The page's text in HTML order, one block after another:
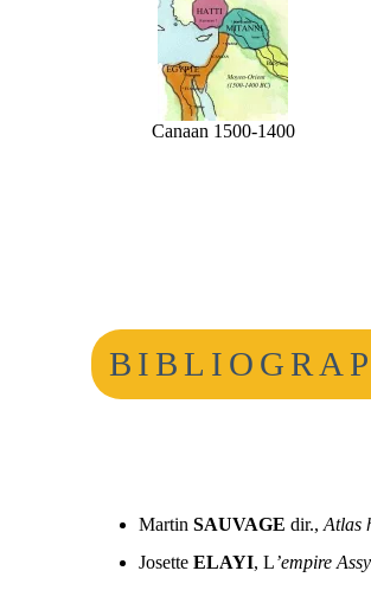
Canaan 1500-1400
MartinSAUVAGE dir.,Atlas
JosetteELAYI, L’empire